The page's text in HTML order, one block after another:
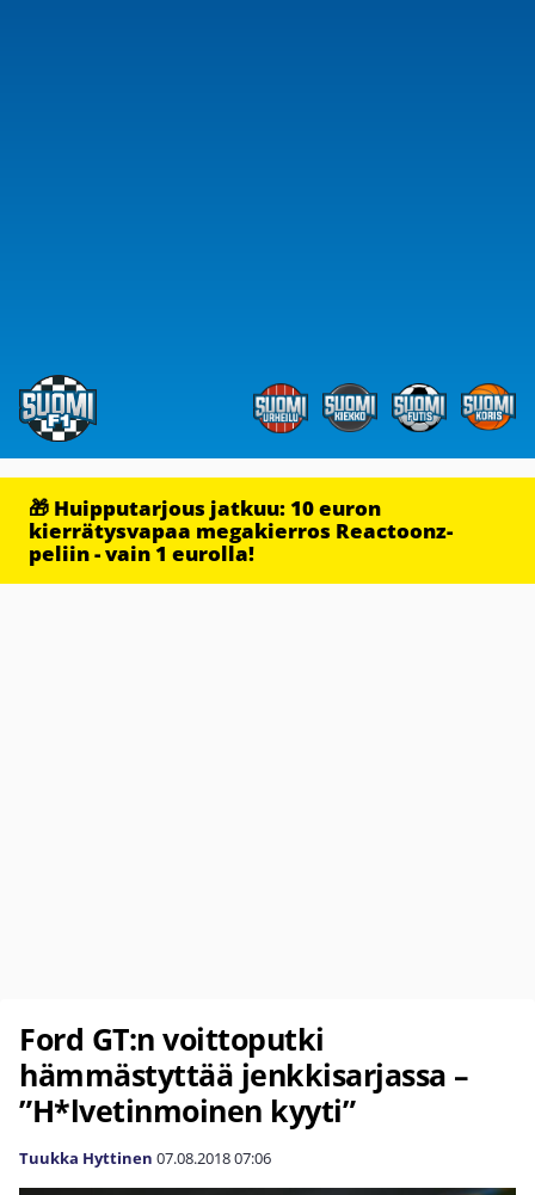
🎁 Huipputarjous jatkuu: 10 euron
kierrätysvapaa megakierros Reactoonz-
peliin - vain 1 eurolla!
Ford GT:n voittoputki
hämmästyttää jenkkisarjassa –
”H*lvetinmoinen kyyti”
Tuukka Hyttinen 07.08.201807:06